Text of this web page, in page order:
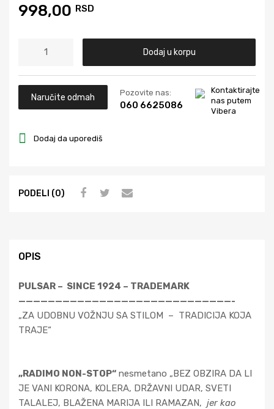
998,00 RSD
Dodaj u korpu
Naručite odmah Pozovite nas:
060 6625086
Kontaktirajte
nas putem
Vibera
Dodaj da uporediš
PODELI (0)
OPIS
PULSAR – SINCE 1924 – TRADEMARK
—————————————————————————————-
„ZA UDOBNU VOŽNJU SA STILOM – TRADICIJA KOJA
TRAJE“
„RADIMO NON-STOP“ nesmetano „BEZ OBZIRA DA LI
JE VANI KORONA, KOLERA, DRŽAVNI UDAR, SVETI
TALALEJ, BLAŽENA MARIJA ILI RAMAZAN, jer kao